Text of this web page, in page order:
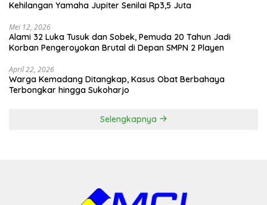
Kehilangan Yamaha Jupiter Senilai Rp3,5 Juta
Mei 12, 2026
Alami 32 Luka Tusuk dan Sobek, Pemuda 20 Tahun Jadi
Korban Pengeroyokan Brutal di Depan SMPN 2 Playen
April 22, 2026
Warga Kemadang Ditangkap, Kasus Obat Berbahaya
Terbongkar hingga Sukoharjo
Selengkapnya